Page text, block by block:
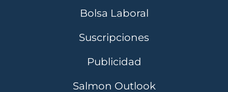
Bolsa Laboral
Suscripciones
Publicidad
Salmon Outlook